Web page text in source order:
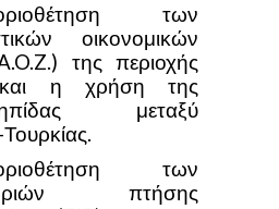
των
οικονομικών
της περιοχής
η χρήση της
μεταξύ
των
πτήσης